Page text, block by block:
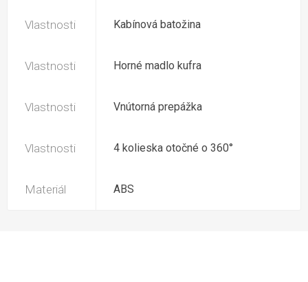
Vlastnosti Kabínová batožina
Vlastnosti Horné madlo kufra
Vlastnosti Vnútorná prepážka
Vlastnosti 4 kolieska otočné o 360°
Materiál ABS